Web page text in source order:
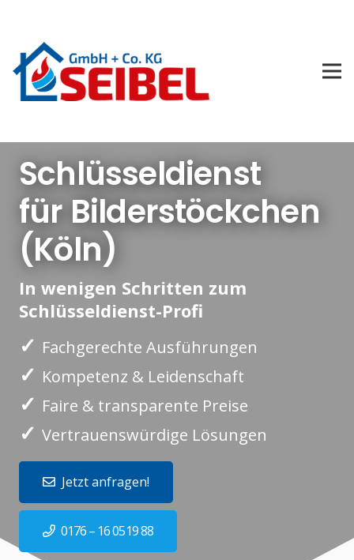
Schlüsseldienst
für Bilderstöckchen
(Köln)
In wenigen Schritten zum
Schlüsseldienst-Profi
✓ Fachgerechte Ausführungen
✓ Kompetenz & Leidenschaft
✓ Faire & transparente Preise
✓ Vertrauenswürdige Lösungen
Jetzt anfragen!
0176 – 16 0519 88